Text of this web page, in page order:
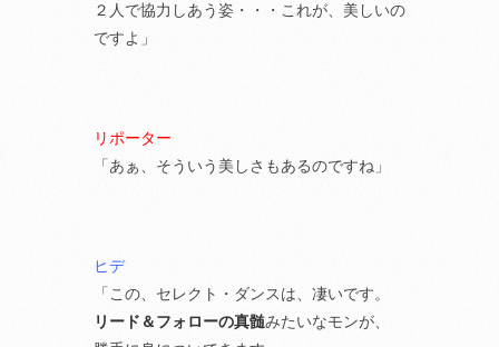
２人で協力しあう姿・・・これが、美しいの
ですよ」
リポーター
「あぁ、そういう美しさもあるのですね」
ヒデ
「この、セレクト・ダンスは、凄いです。
リード＆フォローの真髄みたいなモンが、